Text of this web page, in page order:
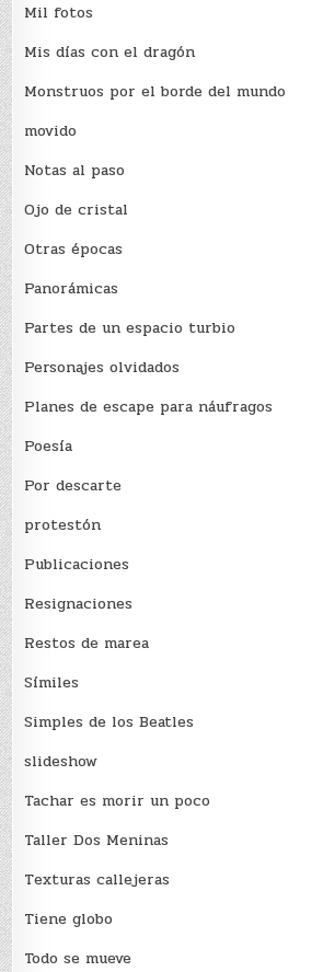
Mil fotos
Mis días con el dragón
Monstruos por el borde del mundo
movido
Notas al paso
Ojo de cristal
Otras épocas
Panorámicas
Partes de un espacio turbio
Personajes olvidados
Planes de escape para náufragos
Poesía
Por descarte
protestón
Publicaciones
Resignaciones
Restos de marea
Sí­miles
Simples de los Beatles
slideshow
Tachar es morir un poco
Taller Dos Meninas
Texturas callejeras
Tiene globo
Todo se mueve